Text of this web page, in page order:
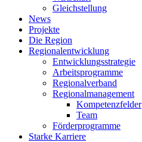
Gleichstellung
News
Projekte
Die Region
Regionalentwicklung
Entwicklungsstrategie
Arbeitsprogramme
Regionalverband
Regionalmanagement
Kompetenzfelder
Team
Förderprogramme
Starke Karriere